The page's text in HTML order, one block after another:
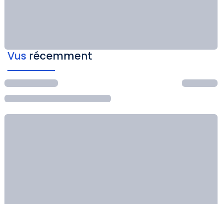
Vus récemment